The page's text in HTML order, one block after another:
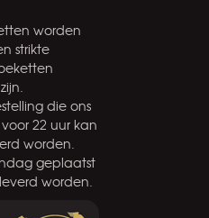
worden
strikte
die ons
22 uur kan
worden.
geplaatst
worden.